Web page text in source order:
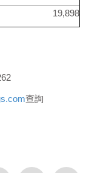
19,898
查詢